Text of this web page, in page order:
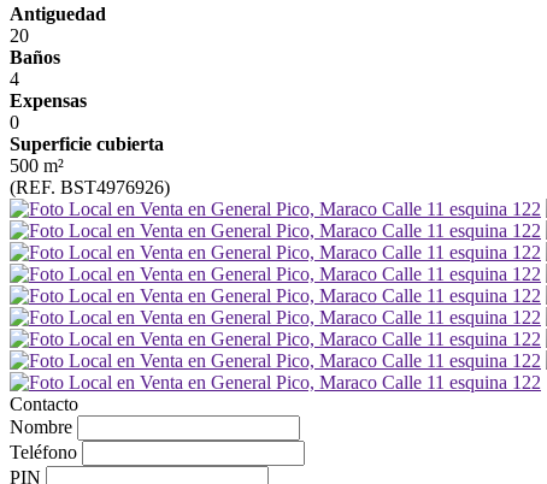
Antiguedad
20
Baños
4
Expensas
0
Superficie cubierta
500 m²
(REF. BST4976926)
Contacto
Nombre
Teléfono
PIN